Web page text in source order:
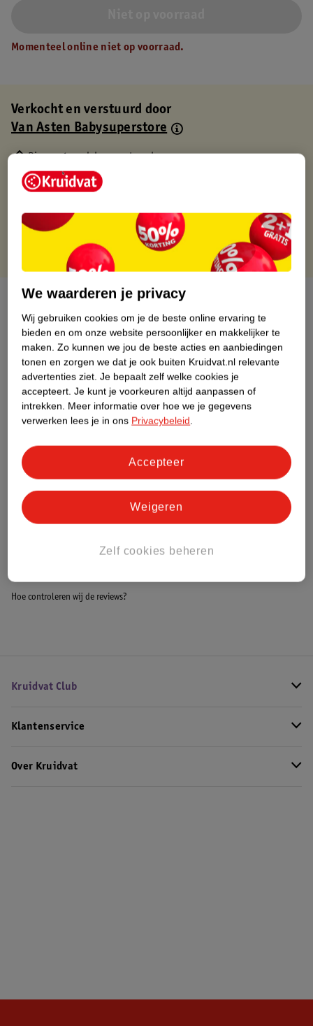
Momenteel online niet op voorraad.
Verkocht en verstuurd door
Van Asten Babysuperstore
Binnen 1 werkdag verstuurd
Gratis thuisbezorgd
Gratis retourneren via verkooppartner.
Over dit product
Productinformatie
Nature Impact Score
Dit product heeft (nog) geen Nature
Impact Score.
Meer informatie
Bestel & Bezorginformatie
Hoe controleren wij de reviews?
Kruidvat Club
Klantenservice
Over Kruidvat
We waarderen je privacy
Wij gebruiken cookies om je de beste online ervaring te
bieden en om onze website persoonlijker en makkelijker te
maken. Zo kunnen we jou de beste acties en aanbiedingen
tonen en zorgen we dat je ook buiten Kruidvat.nl relevante
advertenties ziet. Je bepaalt zelf welke cookies je
accepteert. Je kunt je voorkeuren altijd aanpassen of
intrekken. Meer informatie over hoe we je gegevens
verwerken lees je in ons Privacybeleid.
Zelf cookies beheren
Weigeren
Accepteer